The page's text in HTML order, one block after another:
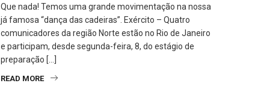
Que nada! Temos uma grande movimentação na nossa
já famosa “dança das cadeiras”. Exército – Quatro
comunicadores da região Norte estão no Rio de Janeiro
e participam, desde segunda-feira, 8, do estágio de
preparação […]
READ MORE